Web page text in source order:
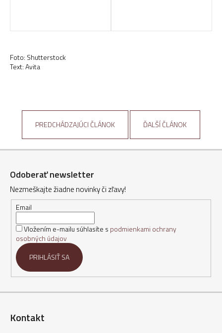
Foto: Shutterstock
Text: Avita
PREDCHÁDZAJÚCI ČLÁNOK ĎALŠÍ ČLÁNOK
Z
Odoberať newsletter
Nezmeškajte žiadne novinky či zľavy!
Email
Vložením e-mailu súhlasíte s podmienkami ochrany
osobných údajov
PRIHLÁSIŤ SA
Kontakt